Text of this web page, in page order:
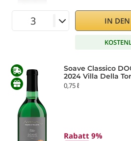
IN
Soave Classico
2024 Villa Della
0,75 ℓ
Rabatt 9%